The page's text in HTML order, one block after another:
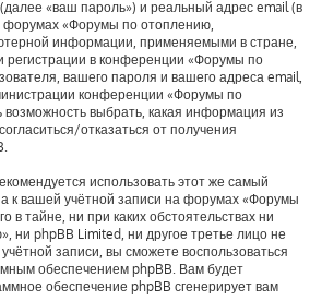
«ваш пароль») и реальный адрес email (в
«Форумы по отоплению,
информации, применяемыми в стране,
в конференции «Форумы по
вашего пароля и вашего адреса email,
конференции «Форумы по
выбрать, какая информация из
отказаться от получения
использовать этот же самый
к вашей учётной записи на форумах «Форумы
тайне, ни при каких обстоятельствах ни
phpBB Limited, ни другое третье лицо не
записи, вы сможете воспользоваться
обеспечением phpBB. Вам будет
обеспечение phpBB сгенерирует вам